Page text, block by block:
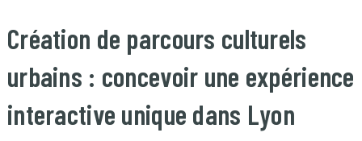
Création de parcours culturels
urbains : concevoir une expérience
interactive unique dans Lyon